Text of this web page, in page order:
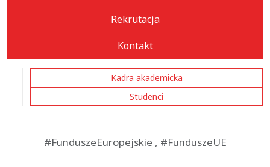
Rekrutacja
Kontakt
Kadra akademicka
Studenci
#FunduszeEuropejskie , #FunduszeUE